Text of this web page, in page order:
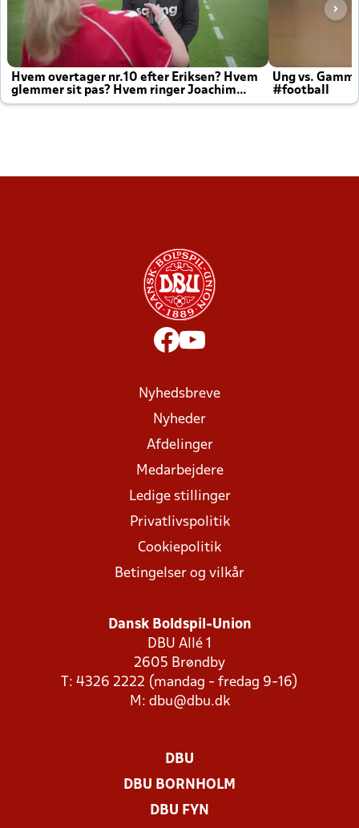
Hvem overtager nr.10 efter Eriksen? Hvem
glemmer sit pas? Hvem ringer Joachim
altid til efter kampe?
Ung vs.
#football
Nyhedsbreve
Nyheder
Afdelinger
Medarbejdere
Ledige stillinger
Privatlivspolitik
Cookiepolitik
Betingelser og vilkår
Dansk Boldspil-Union
DBU Allé 1
2605 Brøndby
T: 4326 2222 (mandag - fredag 9-16)
M: dbu@dbu.dk
DBU
DBU BORNHOLM
DBU FYN